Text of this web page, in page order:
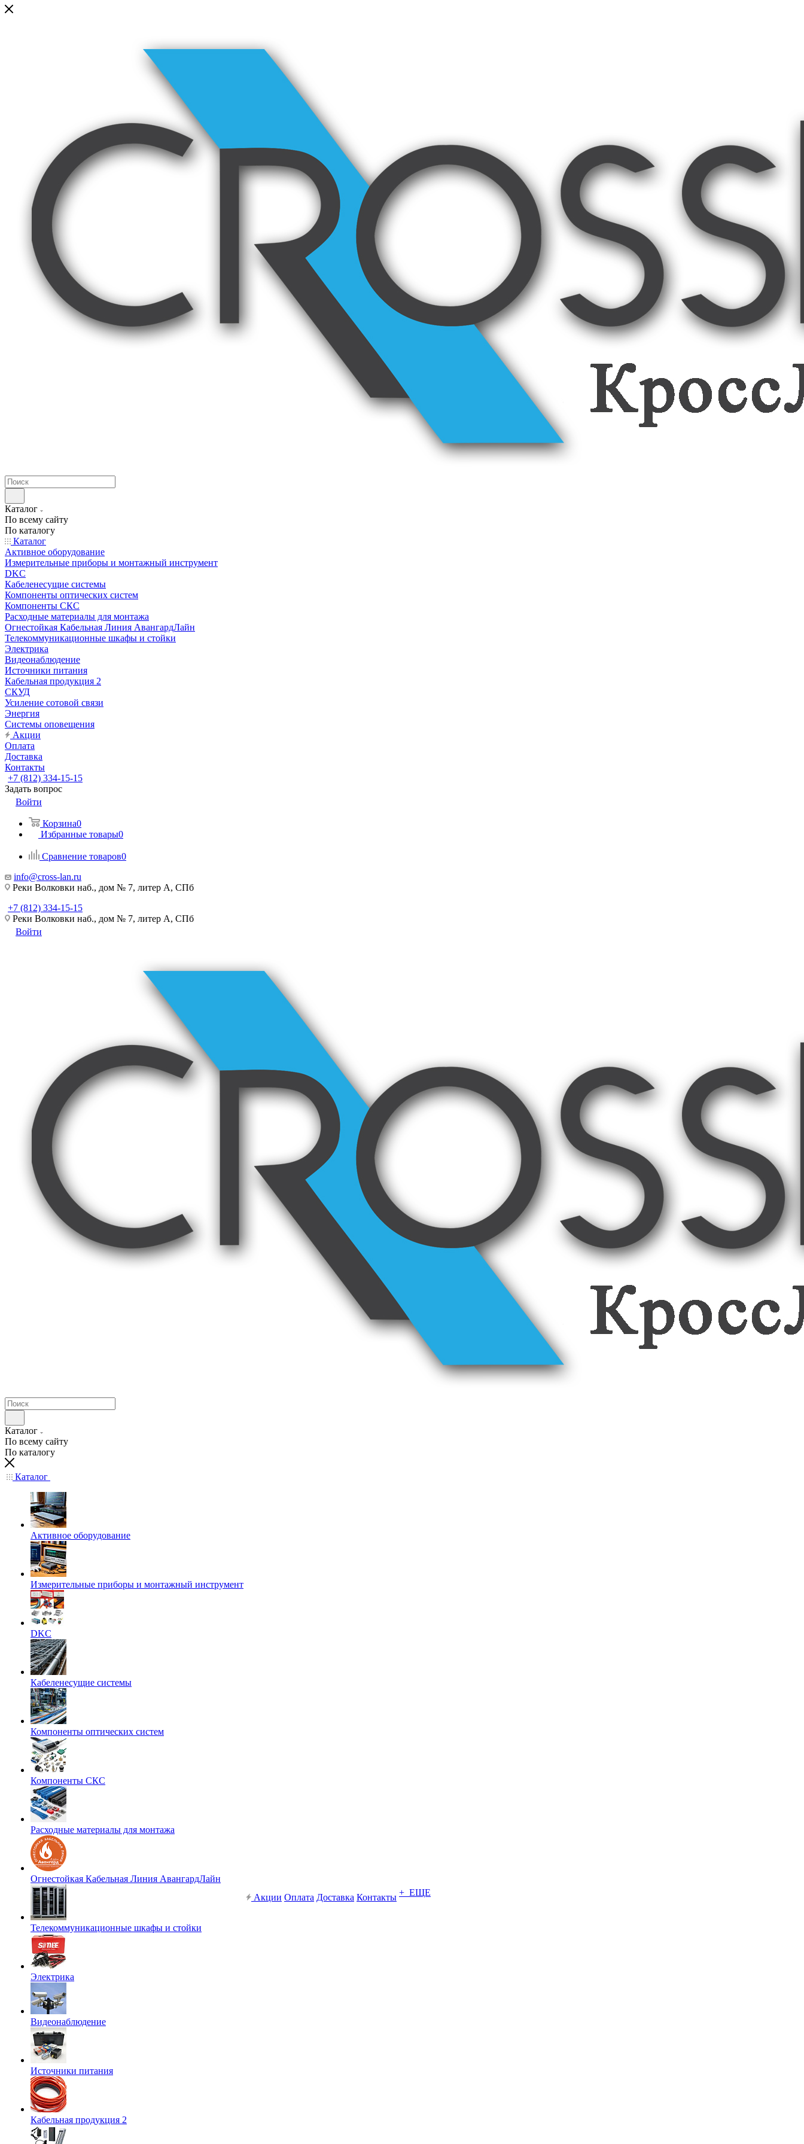
Каталог
По всему сайту
По каталогу
Каталог
Активное оборудование
Измерительные приборы и монтажный инструмент
DKC
Кабеленесущие системы
Компоненты оптических систем
Компоненты СКС
Расходные материалы для монтажа
Огнестойкая Кабельная Линия АвангардЛайн
Телекоммуникационные шкафы и стойки
Электрика
Видеонаблюдение
Источники питания
Кабельная продукция 2
СКУД
Усиление сотовой связи
Энергия
Системы оповещения
Акции
Оплата
Доставка
Контакты
+7 (812) 334-15-15
Задать вопрос
Войти
Корзина0
Избранные товары0
Сравнение товаров0
info@cross-lan.ru
Реки Волковки наб., дом № 7, литер А, СПб
+7 (812) 334-15-15
Реки Волковки наб., дом № 7, литер А, СПб
Войти
Каталог
По всему сайту
По каталогу
Каталог
Активное оборудование
Измерительные приборы и монтажный инструмент
DKC
Кабеленесущие системы
Компоненты оптических систем
Компоненты СКС
Расходные материалы для монтажа
Огнестойкая Кабельная Линия АвангардЛайн
Телекоммуникационные шкафы и стойки
Электрика
Видеонаблюдение
Источники питания
Кабельная продукция 2
Акции Оплата Доставка Контакты + ЕЩЕ